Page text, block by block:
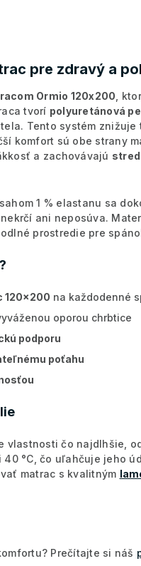
pre zdravý a
Ormio 120x200 ,
tvorí polyuretánová
Tento systém
komfort sú obe strany
a zachovávajú
1 % elastanu sa
ani neposúva.
prostredie pre
120x200 na každodenné
oporou chrbtice
podporu
poťahu
vlastnosti čo najdlhšie,
°C, čo uľahčuje jeho
matrac s kvalitným
Prečítajte si náš